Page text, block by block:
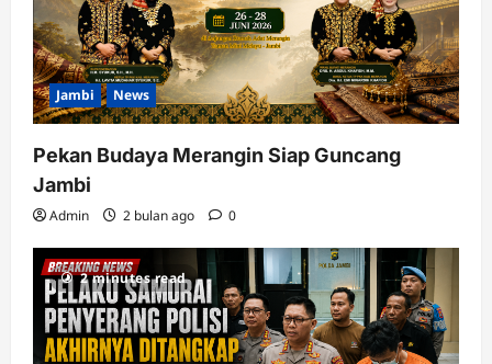
Jambi News
Pekan Budaya Merangin Siap Guncang
Jambi
Admin 2 bulan ago 0
2 minutes read